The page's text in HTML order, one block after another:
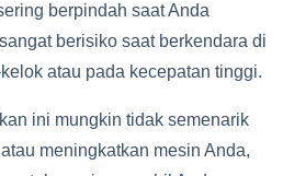
berpindah saat Anda
berisiko saat berkendara di
atau pada kecepatan tinggi.
ini mungkin tidak semenarik
meningkatkan mesin Anda,